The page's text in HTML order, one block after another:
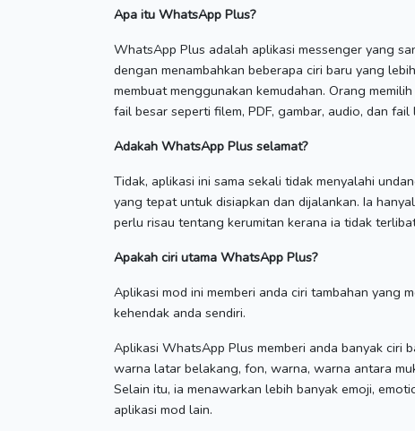
Apa itu WhatsApp Plus?
WhatsApp Plus adalah aplikasi messenger yang
dengan menambahkan beberapa ciri baru yang
membuat menggunakan kemudahan. Orang
fail besar seperti filem, PDF, gambar, audio, dan fail
Adakah WhatsApp Plus selamat?
Tidak, aplikasi ini sama sekali tidak menyalahi
yang tepat untuk disiapkan dan dijalankan. Ia
perlu risau tentang kerumitan kerana ia tidak
Apakah ciri utama WhatsApp Plus?
Aplikasi mod ini memberi anda ciri tambahan yang
kehendak anda sendiri.
Aplikasi WhatsApp Plus memberi anda banyak ciri
warna latar belakang, fon, warna, warna antara
Selain itu, ia menawarkan lebih banyak emoji,
aplikasi mod lain.